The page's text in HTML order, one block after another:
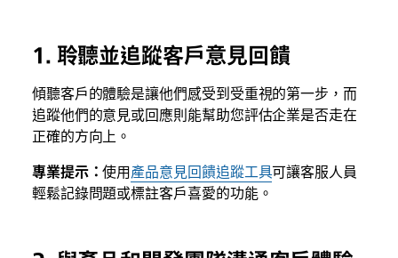
1. 聆聽並追蹤客戶意見回饋
傾聽客戶的體驗是讓他們感受到受重視的第一步，而
追蹤他們的意見或回應則能幫助您評估企業是否走在
正確的方向上。
專業提示：使用產品意見回饋追蹤工具可讓客服人員
輕鬆記錄問題或標註客戶喜愛的功能。